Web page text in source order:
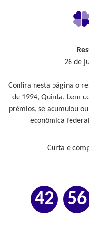
28 de
Confira nesta página o
de 1994, Quinta, bem
prêmios, se acumulou
econômica
Curta e
42 56